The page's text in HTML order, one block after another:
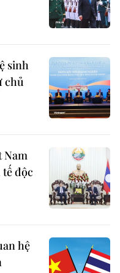
sinh
chủ
Nam
độc
hệ